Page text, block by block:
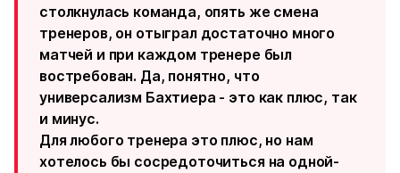
столкнулась команда, опять же смена
тренеров, он отыграл достаточно много
матчей и при каждом тренере был
востребован. Да, понятно, что
универсализм Бахтиера - это как плюс, так
и минус.
Для любого тренера это плюс, но нам
хотелось бы сосредоточиться на одной-